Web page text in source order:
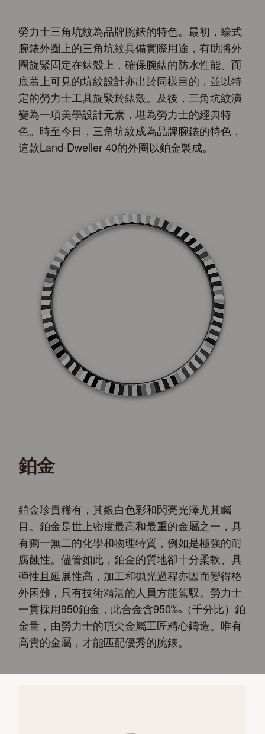
勞力士三角坑紋為品牌腕錶的特色。最初，蠔式
腕錶外圈上的三角坑紋具備實際用途，有助將外
圈旋緊固定在錶殼上，確保腕錶的防水性能。而
底蓋上可見的坑紋設計亦出於同樣目的，並以特
定的勞力士工具旋緊於錶殼。及後，三角坑紋演
變為一項美學設計元素，堪為勞力士的經典特
色。時至今日，三角坑紋成為品牌腕錶的特色，
這款Land-Dweller 40的外圈以鉑金製成。
鉑金
鉑金珍貴稀有，其銀白色彩和閃亮光澤尤其矚
目。鉑金是世上密度最高和最重的金屬之一，具
有獨一無二的化學和物理特質，例如是極強的耐
腐蝕性。儘管如此，鉑金的質地卻十分柔軟、具
彈性且延展性高，加工和拋光過程亦因而變得格
外困難，只有技術精湛的人員方能駕馭。勞力士
一貫採用950鉑金，此合金含950‰（千分比）鉑
金量，由勞力士的頂尖金屬工匠精心鑄造。唯有
高貴的金屬，才能匹配優秀的腕錶。